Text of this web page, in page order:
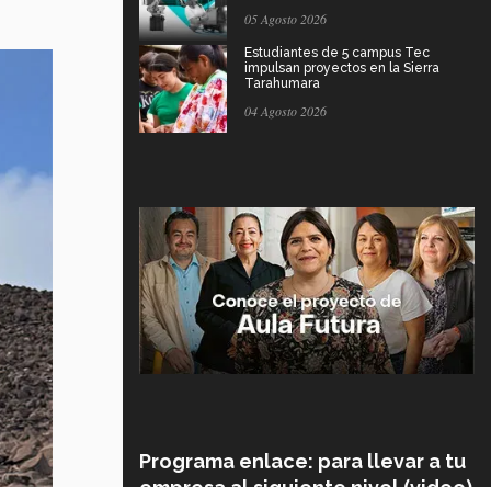
05 Agosto 2026
Estudiantes de 5 campus Tec
impulsan proyectos en la Sierra
Tarahumara
04 Agosto 2026
Programa enlace: para llevar a tu